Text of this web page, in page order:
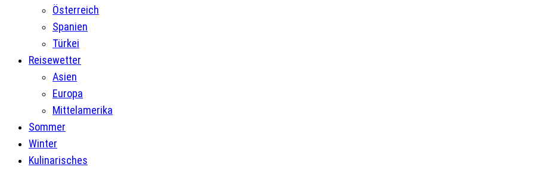
Österreich
Spanien
Türkei
Reisewetter
Asien
Europa
Mittelamerika
Sommer
Winter
Kulinarisches